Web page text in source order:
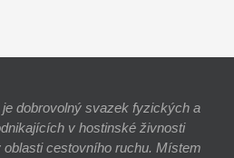
dobrovolný svazek fyzických a
v hostinské živnosti
cestovního ruchu. Místem